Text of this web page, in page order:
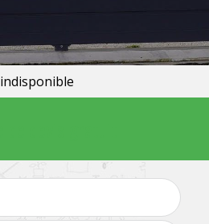
indisponible